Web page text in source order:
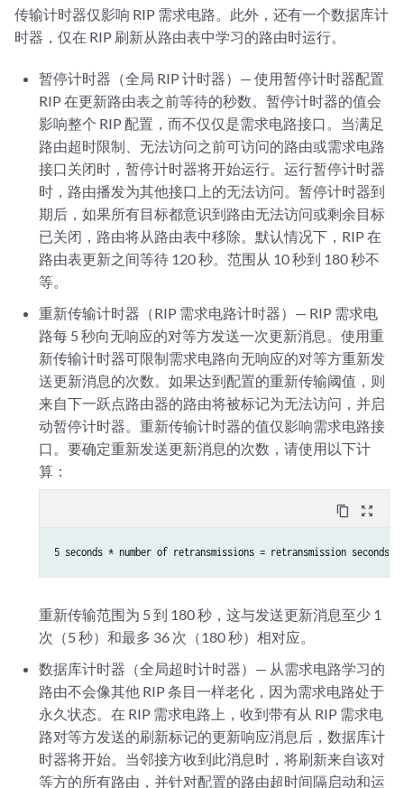
传输计时器仅影响 RIP 需求电路。此外，还有一个数据库计
时器，仅在 RIP 刷新从路由表中学习的路由时运行。
暂停计时器（全局 RIP 计时器）— 使用暂停计时器配置
RIP 在更新路由表之前等待的秒数。暂停计时器的值会
影响整个 RIP 配置，而不仅仅是需求电路接口。当满足
路由超时限制、无法访问之前可访问的路由或需求电路
接口关闭时，暂停计时器将开始运行。运行暂停计时器
时，路由播发为其他接口上的无法访问。暂停计时器到
期后，如果所有目标都意识到路由无法访问或剩余目标
已关闭，路由将从路由表中移除。默认情况下，RIP 在
路由表更新之间等待 120 秒。范围从 10 秒到 180 秒不
等。
重新传输计时器（RIP 需求电路计时器）— RIP 需求电
路每 5 秒向无响应的对等方发送一次更新消息。使用重
新传输计时器可限制需求电路向无响应的对等方重新发
送更新消息的次数。如果达到配置的重新传输阈值，则
来自下一跃点路由器的路由将被标记为无法访问，并启
动暂停计时器。重新传输计时器的值仅影响需求电路接
口。要确定重新发送更新消息的次数，请使用以下计
算：
content_copy zoom_out_map
重新传输范围为 5 到 180 秒，这与发送更新消息至少 1
次（5 秒）和最多 36 次（180 秒）相对应。
数据库计时器（全局超时计时器）— 从需求电路学习的
路由不会像其他 RIP 条目一样老化，因为需求电路处于
永久状态。在 RIP 需求电路上，收到带有从 RIP 需求电
路对等方发送的刷新标记的更新响应消息后，数据库计
时器将开始。当邻接方收到此消息时，将刷新来自该对
等方的所有路由，并针对配置的路由超时间隔启动和运